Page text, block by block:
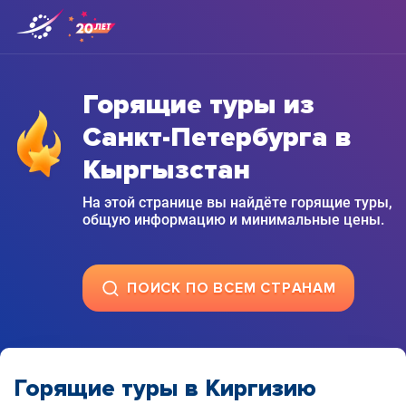
Горящие туры из
Санкт-Петербурга в
Кыргызстан
На этой странице вы найдёте горящие туры,
общую информацию и минимальные цены.
ПОИСК ПО ВСЕМ СТРАНАМ
Горящие туры в Киргизию